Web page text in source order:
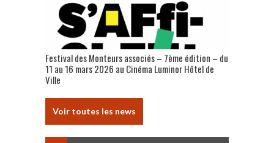
Festival des Monteurs associés – 7ème édition – du
11 au 16 mars 2026 au Cinéma Luminor Hôtel de
Ville
Voir toutes les news